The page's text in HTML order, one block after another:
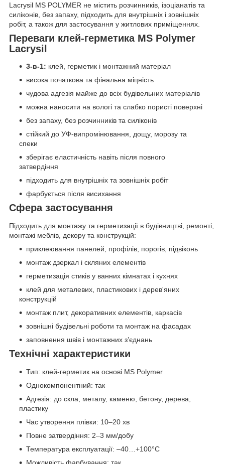
Lacrysil MS POLYMER не містить розчинників, ізоціанатів та
силіконів, без запаху, підходить для внутрішніх і зовнішніх
робіт, а також для застосування у житлових приміщеннях.
Переваги клей-герметика MS Polymer
Lacrysil
3-в-1: клей, герметик і монтажний матеріал
висока початкова та фінальна міцність
чудова адгезія майже до всіх будівельних матеріалів
можна наносити на вологі та слабко пористі поверхні
без запаху, без розчинників та силіконів
стійкий до УФ-випромінювання, дощу, морозу та
спеки
зберігає еластичність навіть після повного
затвердіння
підходить для внутрішніх та зовнішніх робіт
фарбується після висихання
Сфера застосування
Підходить для монтажу та герметизації в будівництві, ремонті,
монтажі меблів, декору та конструкцій:
приклеювання панелей, профілів, порогів, підвіконь
монтаж дзеркал і скляних елементів
герметизація стиків у ванних кімнатах і кухнях
клей для металевих, пластикових і дерев'яних
конструкцій
монтаж плит, декоративних елементів, каркасів
зовнішні будівельні роботи та монтаж на фасадах
заповнення швів і монтажних з’єднань
Технічні характеристики
Тип: клей-герметик на основі MS Polymer
Однокомпонентний: так
Адгезія: до скла, металу, каменю, бетону, дерева,
пластику
Час утворення плівки: 10–20 хв
Повне затвердіння: 2–3 мм/добу
Температура експлуатації: –40…+100°C